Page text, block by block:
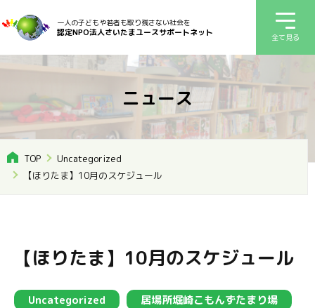
一人の子どもや若者も取り残さない社会を
認定NPO法人さいたまユースサポートネット 全て見る
ニュース
TOP
Uncategorized
【ほりたま】10月のスケジュール
【ほりたま】10月のスケジュール
Uncategorized 居場所堀崎こもんずたまり場